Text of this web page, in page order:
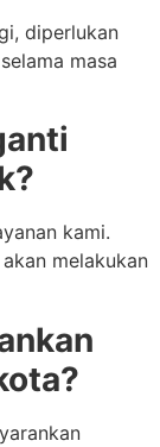
diperlukan
masa
kami.
melakukan